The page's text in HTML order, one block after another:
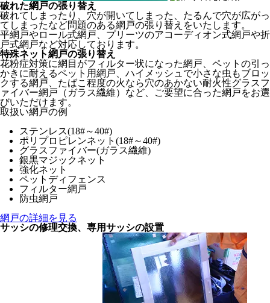
破れた網戸の張り替え
破れてしまったり、穴が開いてしまった、たるんで穴が広がっ
てしまったなど問題のある網戸の張り替えをいたします。
平網戸やロール式網戸、プリーツのアコーディオン式網戸や折
戸式網戸など対応しております。
特殊ネット網戸の張り替え
花粉症対策に網目がフィルター状になった網戸、ペットの引っ
かきに耐えるペット用網戸、ハイメッシュで小さな虫もブロッ
クする網戸、たばこ程度の火なら穴のあかない耐火性グラスフ
ァイバー網戸（ガラス繊維）など、ご要望に合った網戸をお選
びいただけます。
取扱い網戸の例
ステンレス(18#～40#)
ポリプロピレンネット(18#～40#)
グラスファイバー(ガラス繊維)
銀黒マジックネット
強化ネット
ペットディフェンス
フィルター網戸
防虫網戸
網戸の詳細を見る
サッシの修理交換、専用サッシの設置